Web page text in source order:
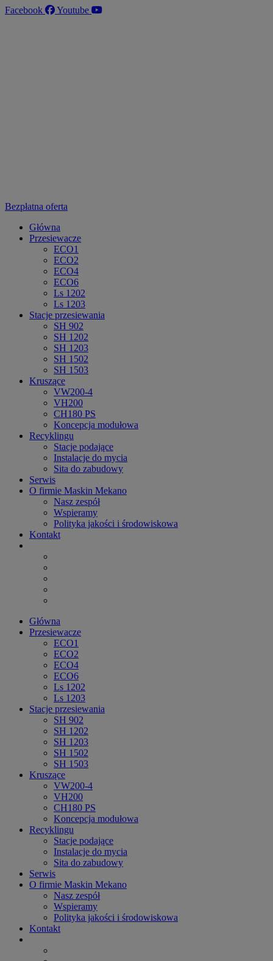
Przejdź
Facebook Youtube
Bezpłatna oferta
Główna
Przesiewacze
ECO1
ECO2
ECO4
ECO6
Ls 1202
Ls 1203
Stacje przesiewania
SH 902
SH 1202
SH 1203
SH 1502
SH 1503
Kruszące
VW200-4
VH200
CH180 PS
Koncepcja modułowa
Recyklingu
Stacje podające
Instalacje do mycia
Sita do zabudowy
Serwis
O firmie Maskin Mekano
Nasz zespół
Wspieramy
Polityka jakości i środowiskowa
Kontakt
Główna
Przesiewacze
ECO1
ECO2
ECO4
ECO6
Ls 1202
Ls 1203
Stacje przesiewania
SH 902
SH 1202
SH 1203
SH 1502
SH 1503
Kruszące
VW200-4
VH200
CH180 PS
Koncepcja modułowa
Recyklingu
Stacje podające
Instalacje do mycia
Sita do zabudowy
Serwis
O firmie Maskin Mekano
Nasz zespół
Wspieramy
Polityka jakości i środowiskowa
Kontakt